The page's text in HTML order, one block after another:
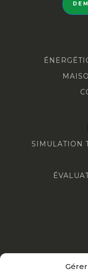
SIMULATION